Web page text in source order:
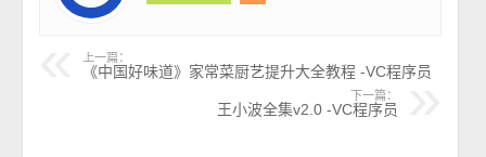
上一篇：
《中国好味道》家常菜厨艺提升大全教程 -VC程序员
下一篇：
王小波全集v2.0 -VC程序员